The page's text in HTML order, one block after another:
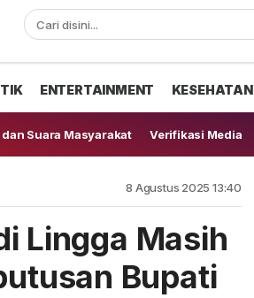
ENTERTAINMENT KESEHATAN
Suara Masyarakat Verifikasi Media
8 Agustus 2025 13:40
Lingga Masih
Bupati